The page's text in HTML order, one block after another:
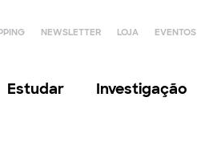
NEWSLETTER LOJA EVENTOS
Estudar Investigação